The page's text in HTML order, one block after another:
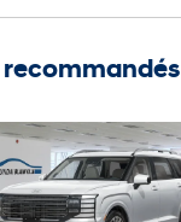
recommandés